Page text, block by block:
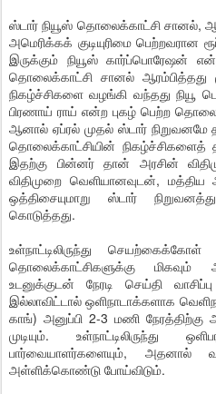
ஸ்டார் நியூஸ் தொலைக்காட்சி சானல்,
அமெரிக்கக் குடியுரிமை பெற்றவரான
இருக்கும் நியூஸ் கார்ப்பொரேஷன்
தொலைக்காட்சி சானல்
நிகழ்ச்சிகளை வழங்கி வந்தது நியூ
பிரணாய் ராய் என்ற புகழ் பெற்ற
ஆனால் ஏப்ரல் முதல் ஸ்டார்
தொலைக்காட்சியின் நிகழ்ச்சிகளைத்
இதற்கு பின்னர் தான் அரசின்
விதிமுறை வெளியானவுடன், மத்திய
ஒத்திசையுமாறு ஸ்டார்
கொடுத்தது.
உள்நாட்டிலிருந்து
தொலைக்காட்சிகளுக்கு மிகவும்
உடனுக்குடன் நேரடி செய்தி
இல்லாவிட்டால் ஒளிநாடாக்களாக
காங்) அனுப்பி 2-3 மணி
முடியும். உள்நாட்டிலிருந்து
பார்வையாளர்களையும், அதனால்
அள்ளிக்கொண்டு போய்விடும்.